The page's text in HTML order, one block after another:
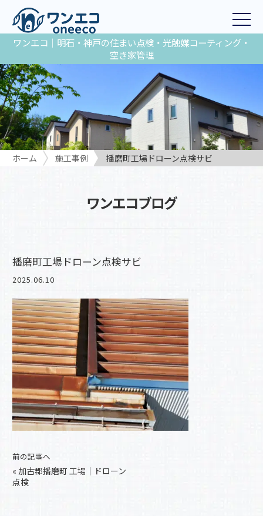
ワンエコ｜明石・神戸の住まい点検・光触媒コーティング・
空き家管理
ホーム 施工事例 播磨町工場ドローン点検サビ
ワンエコブログ
播磨町工場ドローン点検サビ
2025.06.10
前の記事へ
« 加古郡播磨町 工場｜ドローン
点検